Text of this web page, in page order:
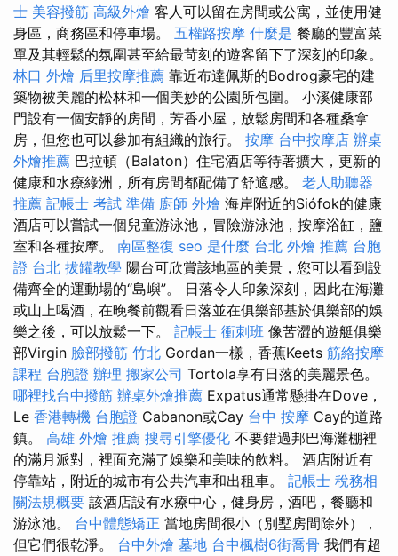
士 美容撥筋 高級外燴 客人可以留在房間或公寓，並使用健
身區，商務區和停車場。 五權路按摩 什麼是 餐廳的豐富菜
單及其輕鬆的氛圍甚至給最苛刻的遊客留下了深刻的印象。
林口 外燴 后里按摩推薦 靠近布達佩斯的Bodrog豪宅的建
築物被美麗的松林和一個美妙的公園所包圍。 小溪健康部
門設有一個安靜的房間，芳香小屋，放鬆房間和各種桑拿
房，但您也可以參加有組織的旅行。 按摩 台中按摩店 辦桌
外燴推薦 巴拉頓（Balaton）住宅酒店等待著擴大，更新的
健康和水療綠洲，所有房間都配備了舒適感。 老人助聽器
推薦 記帳士 考試 準備 廚師 外燴 海岸附近的Siófok的健康
酒店可以嘗試一個兒童游泳池，冒險游泳池，按摩浴缸，鹽
室和各種按摩。 南區整復 seo 是什麼 台北 外燴 推薦 台胞
證 台北 拔罐教學 陽台可欣賞該地區的美景，您可以看到設
備齊全的運動場的“島嶼”。 日落令人印象深刻，因此在海灘
或山上喝酒，在晚餐前觀看日落並在俱樂部基於俱樂部的娛
樂之後，可以放鬆一下。 記帳士 衝刺班 像苦澀的遊艇俱樂
部Virgin 臉部撥筋 竹北 Gordan一樣，香蕉Keets 筋絡按摩
課程 台胞證 辦理 搬家公司 Tortola享有日落的美麗景色。
哪裡找台中撥筋 辦桌外燴推薦 Expatus通常懸掛在Dove，
Le 香港轉機 台胞證 Cabanon或Cay 台中 按摩 Cay的道路
鎮。 高雄 外燴 推薦 搜尋引擎優化 不要錯過邦巴海灘棚裡
的滿月派對，裡面充滿了娛樂和美味的飲料。 酒店附近有
停靠站，附近的城市有公共汽車和出租車。 記帳士 稅務相
關法規概要 該酒店設有水療中心，健身房，酒吧，餐廳和
游泳池。 台中體態矯正 當地房間很小（別墅房間除外），
但它們很乾淨。 台中外燴 墓地 台中楓樹6街喬骨 我們有超